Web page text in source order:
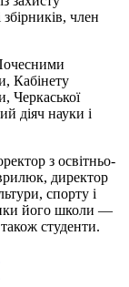
член
Кабінету
Черкаської
діяч науки і
з освітньо-
директор
спорту і
його школи —
студенти.